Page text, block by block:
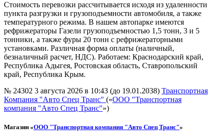
Стоимость перевозки рассчитывается исходя из удаленности
пункта разгрузки и грузоподъемности автомобиля, а также
температурного режима. В нашем автопарке имеются
рефрижераторы Газели грузоподъемностью 1,5 тонн, 3 и 5
тонники, а также фуры 20 тонн с рефрижераторными
установками. Различная форма оплаты (наличный,
безналичный расчет, НДС). Работаем: Краснодарский край,
Республика Адыгея, Ростовская область, Ставропольский
край, Республика Крым.
№ 24302 3 августа 2026 в 10:43 (до 19.01.2038) Транспортная
Компания "Авто Спец Транс" («ООО "Транспортная
компания "Авто Спец Транс"»)
Магазин «ООО "Транспортная компания "Авто Спец Транс"»